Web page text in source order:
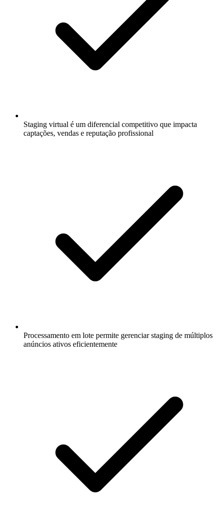
Staging virtual é um diferencial competitivo que impacta
captações, vendas e reputação profissional
Processamento em lote permite gerenciar staging de múltiplos
anúncios ativos eficientemente